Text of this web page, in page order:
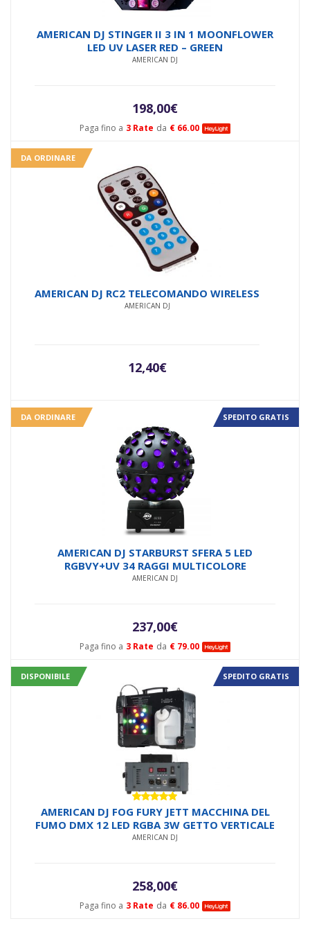
Paga fino a 3 Rate da € 66.00
AMERICAN DJ STINGER II 3 IN 1 MOONFLOWER
LED UV LASER RED – GREEN
AMERICAN DJ
198,00€
DA ORDINARE
AMERICAN DJ RC2 TELECOMANDO WIRELESS
AMERICAN DJ
12,40€
DA ORDINARE SPEDITO GRATIS
Paga fino a 3 Rate da € 79.00
AMERICAN DJ STARBURST SFERA 5 LED
RGBVY+UV 34 RAGGI MULTICOLORE
AMERICAN DJ
237,00€
DISPONIBILE SPEDITO GRATIS
Paga fino a 3 Rate da € 86.00
Valutato
5.00su 5
AMERICAN DJ FOG FURY JETT MACCHINA DEL
FUMO DMX 12 LED RGBA 3W GETTO VERTICALE
AMERICAN DJ
258,00€